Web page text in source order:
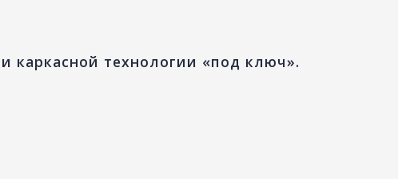
каркасной технологии «под ключ».